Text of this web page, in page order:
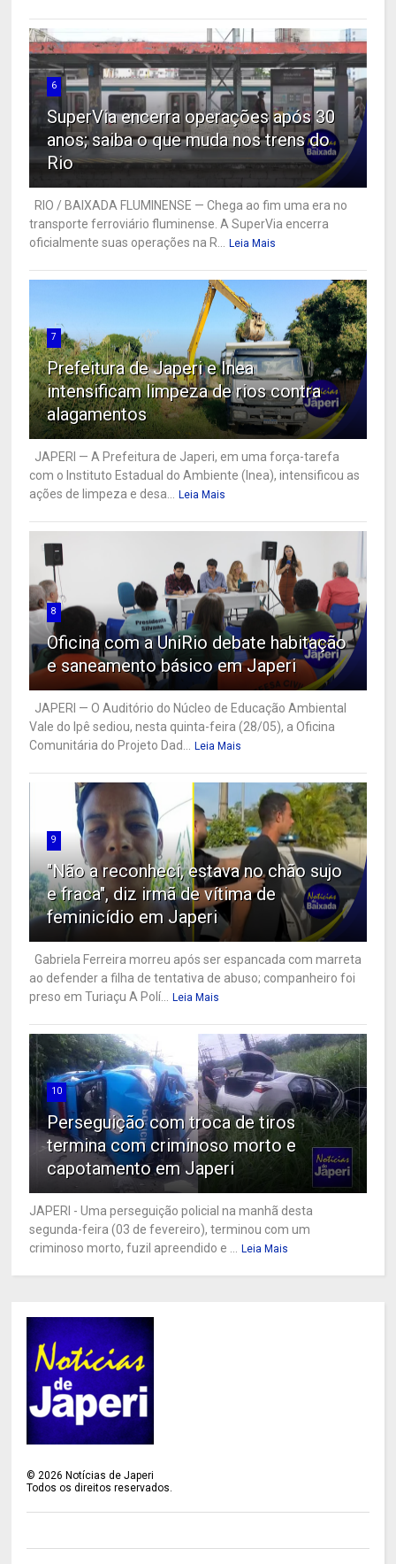
6
SuperVia encerra operações após 30
anos; saiba o que muda nos trens do
Rio
RIO / BAIXADA FLUMINENSE — Chega ao fim uma era no
transporte ferroviário fluminense. A SuperVia encerra
oficialmente suas operações na R...
Leia Mais
7
Prefeitura de Japeri e Inea
intensificam limpeza de rios contra
alagamentos
JAPERI — A Prefeitura de Japeri, em uma força-tarefa
com o Instituto Estadual do Ambiente (Inea), intensificou as
ações de limpeza e desa...
Leia Mais
8
Oficina com a UniRio debate habitação
e saneamento básico em Japeri
JAPERI — O Auditório do Núcleo de Educação Ambiental
Vale do Ipê sediou, nesta quinta-feira (28/05), a Oficina
Comunitária do Projeto Dad...
Leia Mais
9
"Não a reconheci, estava no chão sujo
e fraca", diz irmã de vítima de
feminicídio em Japeri
Gabriela Ferreira morreu após ser espancada com marreta
ao defender a filha de tentativa de abuso; companheiro foi
preso em Turiaçu A Polí...
Leia Mais
10
Perseguição com troca de tiros
termina com criminoso morto e
capotamento em Japeri
JAPERI - Uma perseguição policial na manhã desta
segunda-feira (03 de fevereiro), terminou com um
criminoso morto, fuzil apreendido e ...
Leia Mais
©2026 Notícias de Japeri
Todos os direitos reservados.